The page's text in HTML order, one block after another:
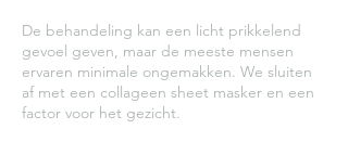
De behandeling kan een licht prikkelend
gevoel geven, maar de meeste mensen
ervaren minimale ongemakken. We sluiten
af met een collageen sheet masker en een
factor voor het gezicht.